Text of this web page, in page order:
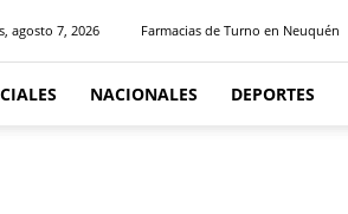
agosto 7, 2026 Farmacias de Turno en Neuquén
NACIONALES DEPORTES